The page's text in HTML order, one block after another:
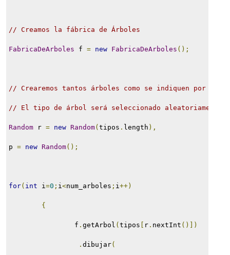
// Creamos la fábrica de Árboles
FabricaDeArboles f = new FabricaDeArboles ();
// Crearemos tantos árboles como se indiquen por
// El tipo de árbol será seleccionado aleatoriamente
Random r = new Random( tipos . length ),
p = new Random();
for( int i=0 ; i<num_arboles ; i++)
{
f . getArbol ( tipos r . nextInt ()])
. dibujar(